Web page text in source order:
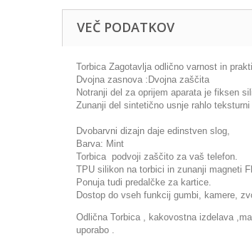
VEČ PODATKOV
Torbica Zagotavlja odlično varnost in
Dvojna zasnova :Dvojna zaščita
Notranji del za oprijem aparata je fiksen
Zunanji del sintetično usnje rahlo
Dvobarvni dizajn daje edinstven slog,
Barva: Mint
Torbica podvoji zaščito za vaš telefon.
TPU silikon na torbici in zunanji magneti
Ponuja tudi predalčke za kartice.
Dostop do vseh funkcij gumbi, kamere,
Odlična Torbica , kakovostna izdelava
uporabo .